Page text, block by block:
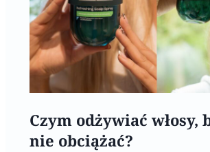
Czym odżywiać włosy,
nie obciążać?